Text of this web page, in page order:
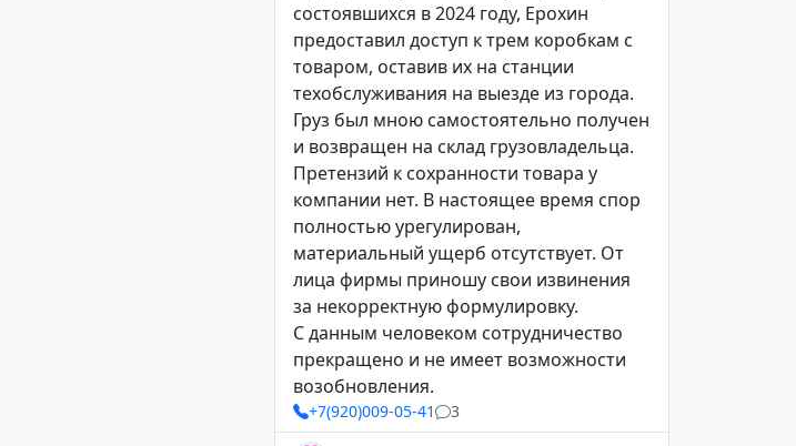
состоявшихся в 2024 году, Ерохин
предоставил доступ к трем коробкам с
товаром, оставив их на станции
техобслуживания на выезде из города.
Груз был мною самостоятельно получен
и возвращен на склад грузовладельца.
Претензий к сохранности товара у
компании нет. В настоящее время спор
полностью урегулирован,
материальный ущерб отсутствует. От
лица фирмы приношу свои извинения
за некорректную формулировку.
С данным человеком сотрудничество
прекращено и не имеет возможности
возобновления.
+7(920)009-05-41 3